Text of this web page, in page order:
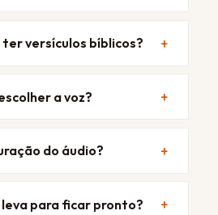
versículos bíblicos?
a voz?
do áudio?
para ficar pronto?